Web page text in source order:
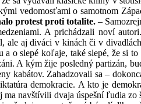
vedomosťami o samotnom
protest proti totalite. –
A prichádzali noví
ale aj diváci v kinách či v
a o slepé koľaje, také slepé, že si
A kým žije posledný partizán,
kabátov. Zahadzovali sa –
demokracie. A kto je
navštívili dvaja úspešní ľudia